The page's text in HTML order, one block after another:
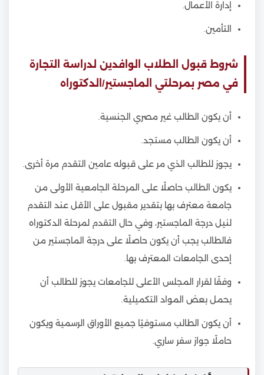
إدارة الأعمال.
التأمين.
شروط قبول الطلاب الوافدين لدراسة التجارة
في مصر بمرحلتي الماجستير/الدكتوراه
أن يكون الطالب غير مصري الجنسية.
أن يكون الطالب مستجد.
يجوز للطالب الذي مر على قبوله عامين التقدم مرة أخرى.
يكون الطالب حاصلًا على المرحلة الجامعية الأولى من
جامعة معترف بها بتقدير مقبول على الأقل عند التقدم
لنيل درجة الماجستير، وفي حال التقدم لمرحلة الدكتوراه
فالطالب يجب أن يكون حاصلًا على درجة الماجستير من
إحدى الجامعات المعترف بها.
وفقًا لقرار المجلس الأعلى للجامعات يجوز للطالب أن
يحمل بعض المواد التكميلية.
أن يكون الطالب مستوفيًا جميع الأوراق الرسمية ويكون
حاملًا جواز سفر ساري.